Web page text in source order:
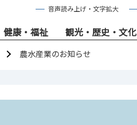
音声読み上げ・文字拡大
健康・福祉 観光・歴史・文化
農水産業のお知らせ